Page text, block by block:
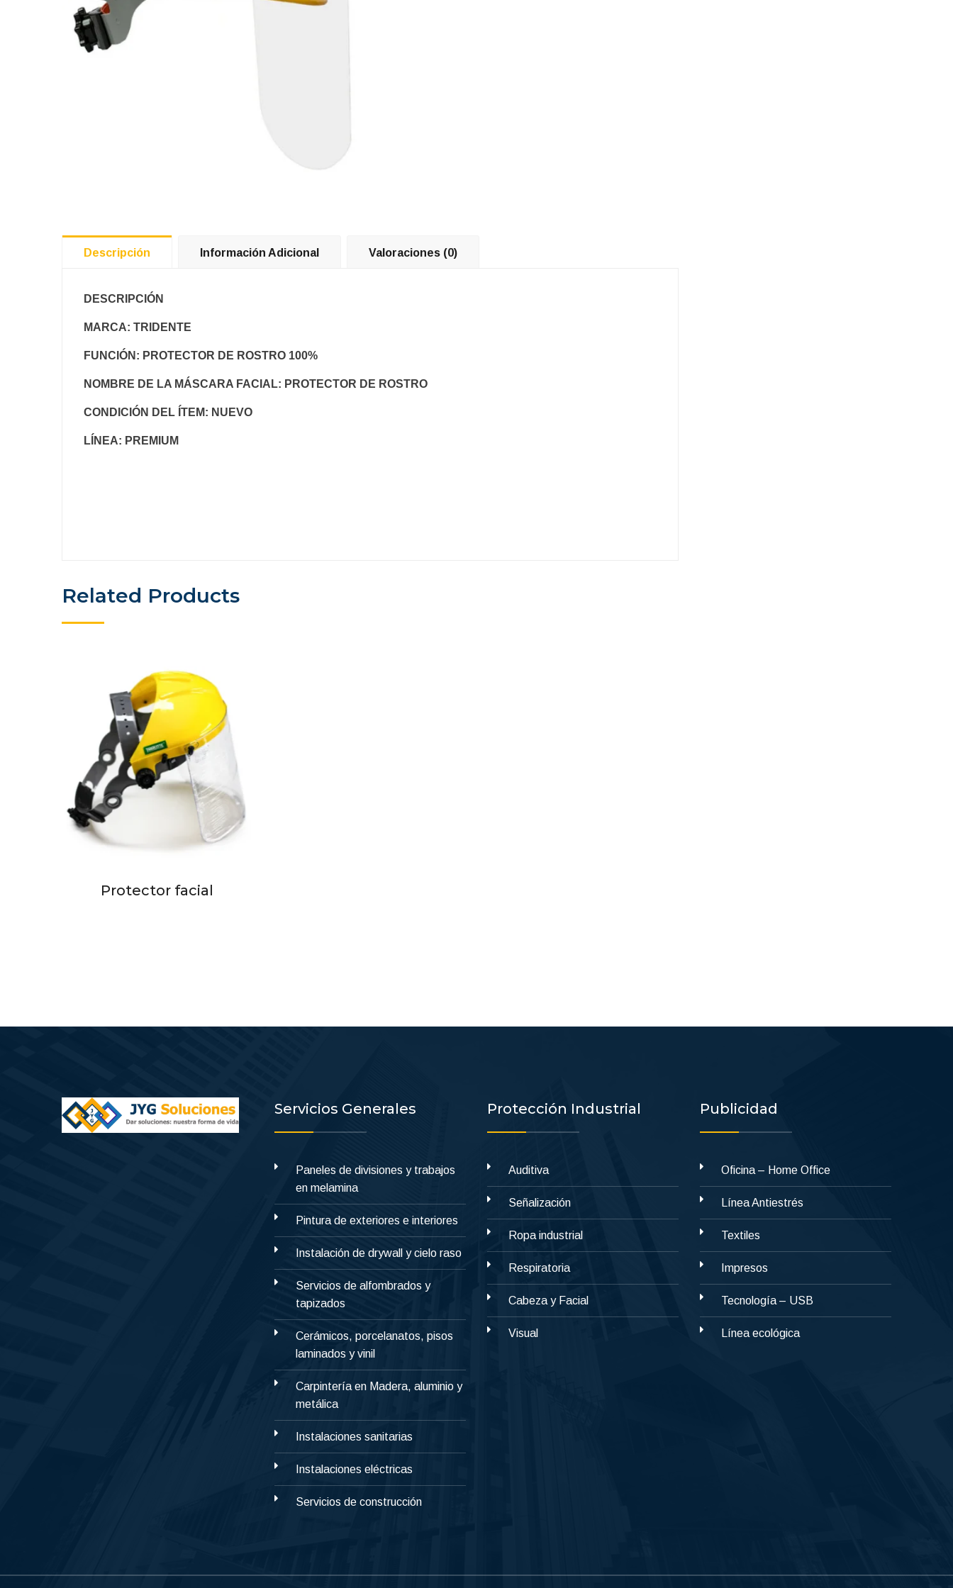
Descripción Información Adicional Valoraciones (0)
DESCRIPCIÓN
MARCA: TRIDENTE
FUNCIÓN: PROTECTOR DE ROSTRO 100%
NOMBRE DE LA MÁSCARA FACIAL: PROTECTOR DE ROSTRO
CONDICIÓN DEL ÍTEM: NUEVO
LÍNEA: PREMIUM
Related Products
Protector facial
Servicios Generales
Paneles de divisiones y trabajos
en melamina
Pintura de exteriores e interiores
Instalación de drywall y cielo raso
Servicios de alfombrados y
tapizados
Cerámicos, porcelanatos, pisos
laminados y vinil
Carpintería en Madera, aluminio y
metálica
Instalaciones sanitarias
Instalaciones eléctricas
Servicios de construcción
Protección Industrial
Auditiva
Señalización
Ropa industrial
Respiratoria
Cabeza y Facial
Visual
Publicidad
Oficina – Home Office
Línea Antiestrés
Textiles
Impresos
Tecnología – USB
Línea ecológica